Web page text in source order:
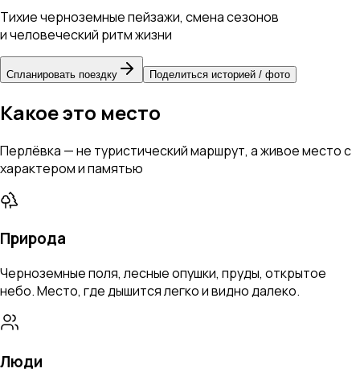
Тихие черноземные пейзажи, смена сезонов
и человеческий ритм жизни
Спланировать поездку Поделиться историей / фото
Какое это место
Перлёвка — не туристический маршрут, а живое место с
характером и памятью
Природа
Черноземные поля, лесные опушки, пруды, открытое
небо. Место, где дышится легко и видно далеко.
Люди